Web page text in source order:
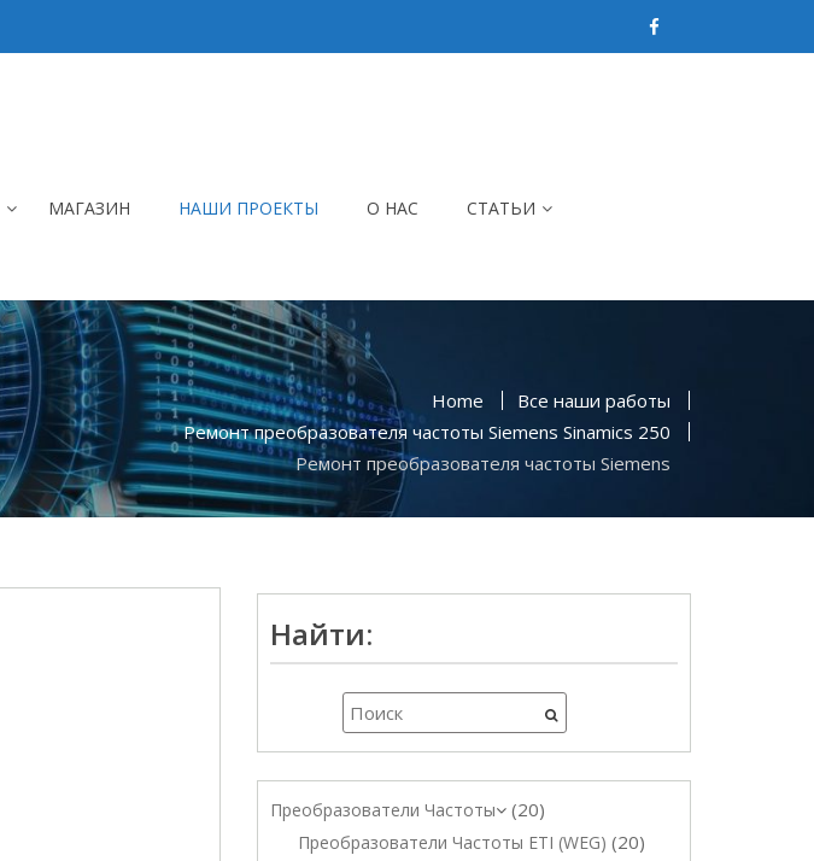
МАГАЗИН НАШИ ПРОЕКТЫ О НАС СТАТЬИ
Home
Все наши работы
Ремонт преобразователя частоты Siemens Sinamics 250
Ремонт преобразователя частоты Siemens
Найти:
Преобразователи Частоты 20
Преобразователи Частоты ETI (WEG) 20